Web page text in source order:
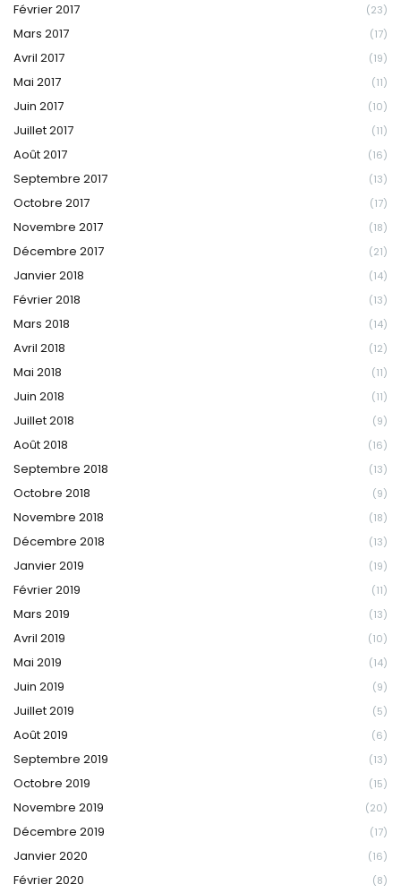
Février 2017 (23)
Mars 2017 (17)
Avril 2017 (19)
Mai 2017 (11)
Juin 2017 (10)
Juillet 2017 (11)
Août 2017 (16)
Septembre 2017 (13)
Octobre 2017 (17)
Novembre 2017 (18)
Décembre 2017 (21)
Janvier 2018 (14)
Février 2018 (13)
Mars 2018 (14)
Avril 2018 (12)
Mai 2018 (11)
Juin 2018 (11)
Juillet 2018 (9)
Août 2018 (16)
Septembre 2018 (13)
Octobre 2018 (9)
Novembre 2018 (18)
Décembre 2018 (13)
Janvier 2019 (19)
Février 2019 (11)
Mars 2019 (13)
Avril 2019 (10)
Mai 2019 (14)
Juin 2019 (9)
Juillet 2019 (5)
Août 2019 (6)
Septembre 2019 (13)
Octobre 2019 (15)
Novembre 2019 (20)
Décembre 2019 (17)
Janvier 2020 (16)
Février 2020 (8)